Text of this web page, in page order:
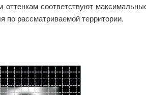
соответствуют
по рассматриваемой территории.